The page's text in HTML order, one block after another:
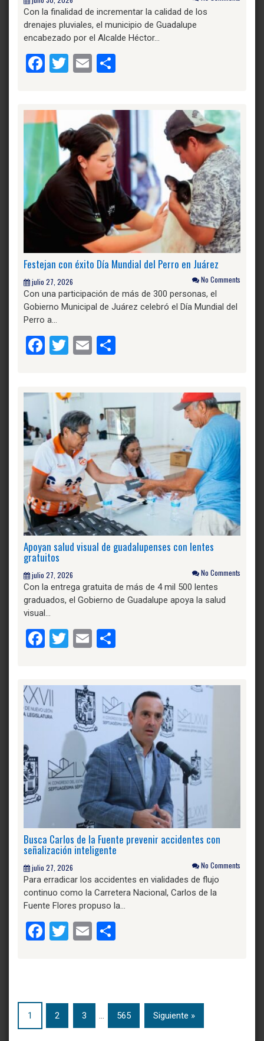
Con la finalidad de incrementar la calidad de los
drenajes pluviales, el municipio de Guadalupe
encabezado por el Alcalde Héctor…
Facebook
Twitter
Email
Festejan con éxito Día Mundial del Perro en Juárez
julio 27, 2026 No Comments
Con una participación de más de 300 personas, el
Gobierno Municipal de Juárez celebró el Día Mundial del
Perro a…
Facebook
Twitter
Email
Apoyan salud visual de guadalupenses con lentes
gratuitos
julio 27, 2026 No Comments
Con la entrega gratuita de más de 4 mil 500 lentes
graduados, el Gobierno de Guadalupe apoya la salud
visual…
Facebook
Twitter
Email
Busca Carlos de la Fuente prevenir accidentes con
señalización inteligente
julio 27, 2026 No Comments
Para erradicar los accidentes en vialidades de flujo
continuo como la Carretera Nacional, Carlos de la
Fuente Flores propuso la…
Facebook
Twitter
Email
1 2 3 … 565 Siguiente »